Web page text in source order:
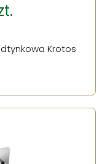
Krotos